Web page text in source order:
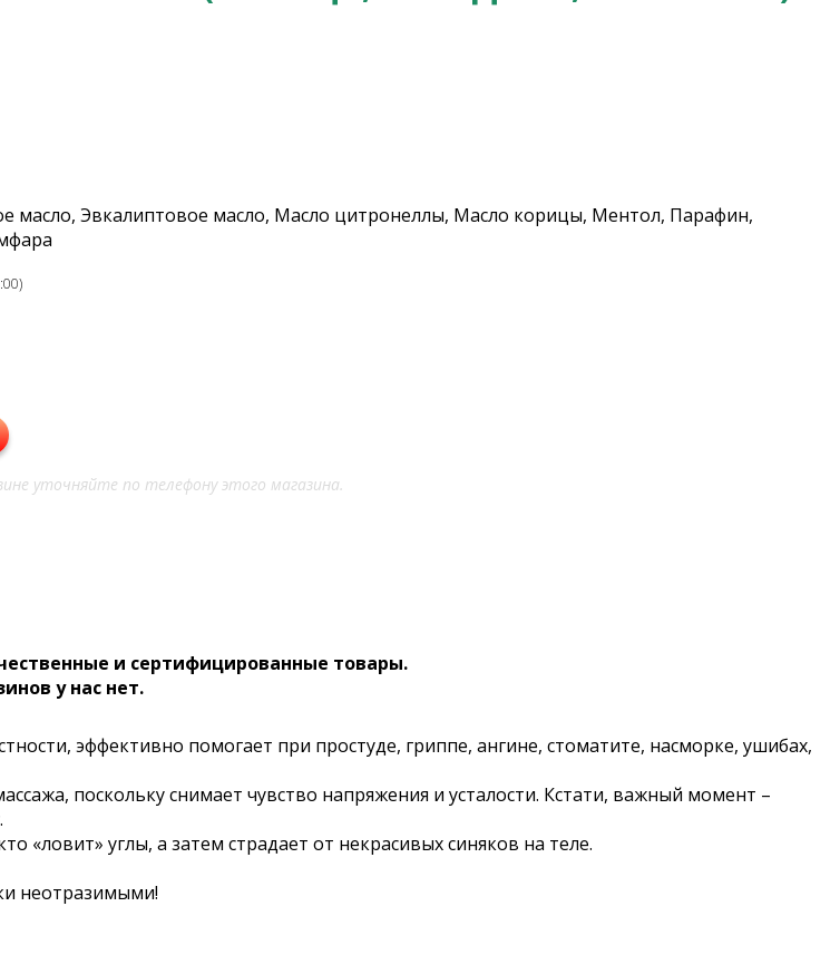
масло, Эвкалиптовое масло, Масло цитронеллы, Масло корицы, Ментол, Парафин,
уточняйте по телефону этого магазина.
и сертифицированные товары.
у нас нет.
эффективно помогает при простуде, гриппе, ангине, стоматите, насморке, ушибах,
поскольку снимает чувство напряжения и усталости. Кстати, важный момент –
«ловит» углы, а затем страдает от некрасивых синяков на теле.
неотразимыми!